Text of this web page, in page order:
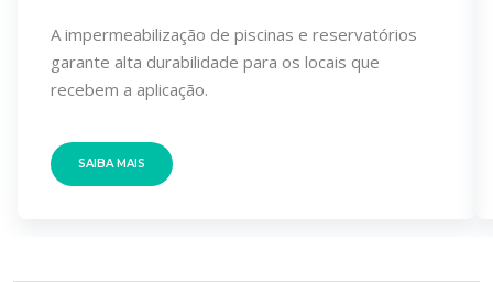
A impermeabilização de piscinas e reservatórios
garante alta durabilidade para os locais que
recebem a aplicação.
SAIBA MAIS